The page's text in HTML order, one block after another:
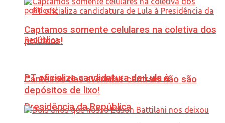
PT oficializa candidatura de Lula à
Presidência da República
Captamos somente celulares na coletiva dos
políticos!
Canteiros das avenidas centrais não são
depósitos de lixo!